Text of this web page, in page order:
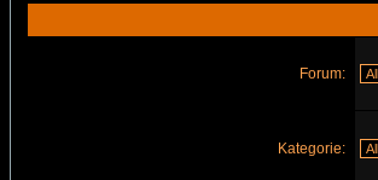
Forum:
Kategorie: